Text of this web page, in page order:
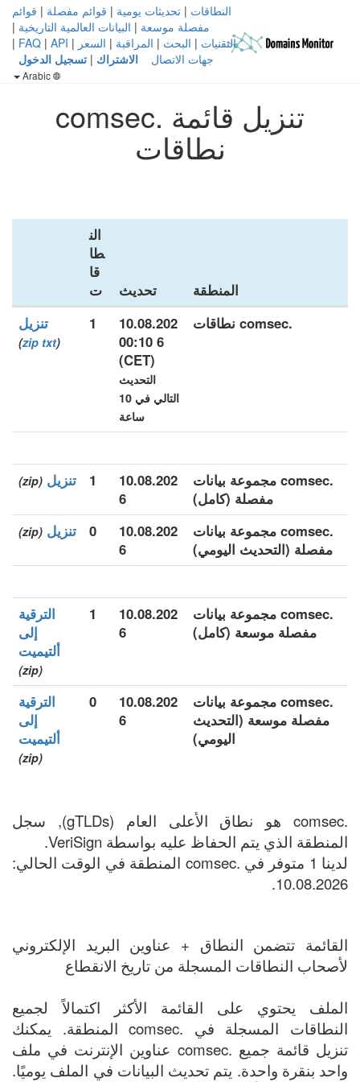
النطاقات | تحديثات يومية | قوائم مفصلة | قوائم
مفصلة موسعة | البيانات العالمية التاريخية |
التقنيات | البحث | المراقبة | السعر |
FAQ | API
|
جهات الاتصال
الاشتراك | تسجيل الدخول
تنزيل قائمة .comsec
نطاقات
المنطقة تحديث
الن
طا
قا
ت
.comsec نطاقات
10.08.202
6 00:10
(CET)
التحديث
التالي في 10
ساعة
1 تنزيل
(
zip txt
)
.comsec مجموعة بيانات
مفصلة (كامل)
10.08.202
6
1 تنزيل (zip)
.comsec مجموعة بيانات
مفصلة (التحديث اليومي)
10.08.202
6
0 تنزيل (zip)
.comsec مجموعة بيانات
مفصلة موسعة (كامل)
10.08.202
6
1
الترقية
إلى
ألتيميت
(zip)
.comsec مجموعة بيانات
مفصلة موسعة (التحديث
اليومي)
10.08.202
6
0
الترقية
إلى
ألتيميت
(zip)
.comsec هو نطاق الأعلى العام (gTLDs), سجل
المنطقة الذي يتم الحفاظ عليه بواسطة VeriSign.
لدينا 1 متوفر في .comsec المنطقة في الوقت الحالي:
10.08.2026.
القائمة تتضمن النطاق + عناوين البريد الإلكتروني
لأصحاب النطاقات المسجلة من تاريخ الانقطاع
الملف يحتوي على القائمة الأكثر اكتمالاً لجميع
النطاقات المسجلة في .comsec المنطقة. يمكنك
تنزيل قائمة جميع .comsec عناوين الإنترنت في ملف
واحد بنقرة واحدة. يتم تحديث البيانات في الملف يوميًا.